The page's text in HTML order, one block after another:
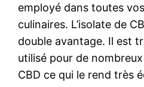
employé dans toutes
culinaires. L’isolate de
double avantage. Il est
utilisé pour de
CBD ce qui le rend très